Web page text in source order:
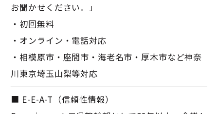
お聞かせください。」
・初回無料
・オンライン・電話対応
・相模原市・座間市・海老名市・厚木市など神奈
川東京埼玉山梨等対応
■ E-E-A-T（信頼性情報）